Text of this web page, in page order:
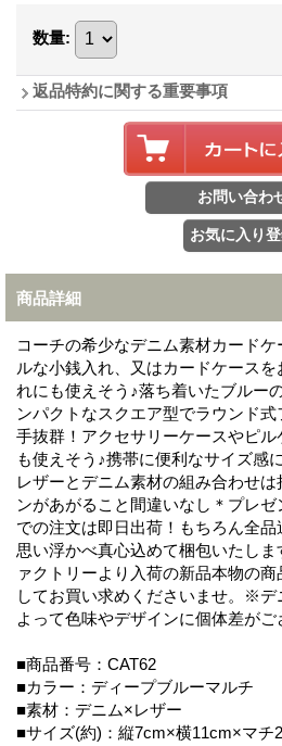
数量:
返品特約に関する重要事項
商品詳細
コーチの希少なデニム素材カード
ルな小銭入れ、又はカードケース
れにも使えそう♪落ち着いたブルー
ンパクトなスクエア型でラウンド
手抜群！アクセサリーケースやピ
も使えそう♪携帯に便利なサイズ感
レザーとデニム素材の組み合わせ
ンがあがること間違いなし＊プレ
での注文は即日出荷！もちろん全
思い浮かべ真心込めて梱包いたし
ァクトリーより入荷の新品本物の
してお買い求めくださいませ。※デ
よって色味やデザインに個体差がご
■商品番号：CAT62
■カラー：ディープブルーマルチ
■素材：デニム×レザー
■サイズ(約)：縦7cm×横11cm×マチ